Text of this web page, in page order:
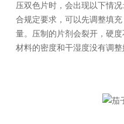
压双色片时，会出现以下情
合规定要求，可以先调整填
量。压制的片剂会裂开，硬
材料的密度和干湿度没有调整好